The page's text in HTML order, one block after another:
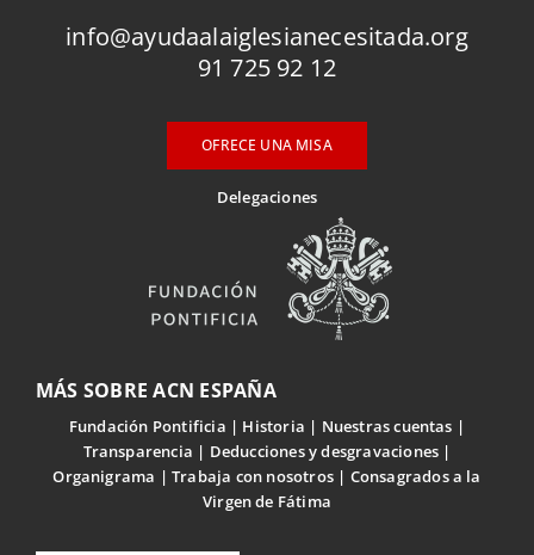
info@ayudaalaiglesianecesitada.org
91 725 92 12
OFRECE UNA MISA
Delegaciones
MÁS SOBRE ACN ESPAÑA
Fundación Pontificia Historia
Nuestras cuentas
Transparencia
Deducciones y desgravaciones
Organigrama
Trabaja con nosotros
Consagrados a la
Virgen de Fátima